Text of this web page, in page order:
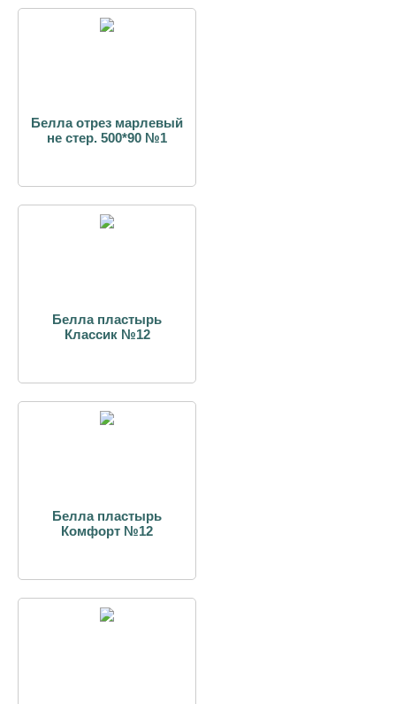
Белла отрез марлевый
не стер. 500*90 №1
Белла пластырь
Классик №12
Белла пластырь
Комфорт №12